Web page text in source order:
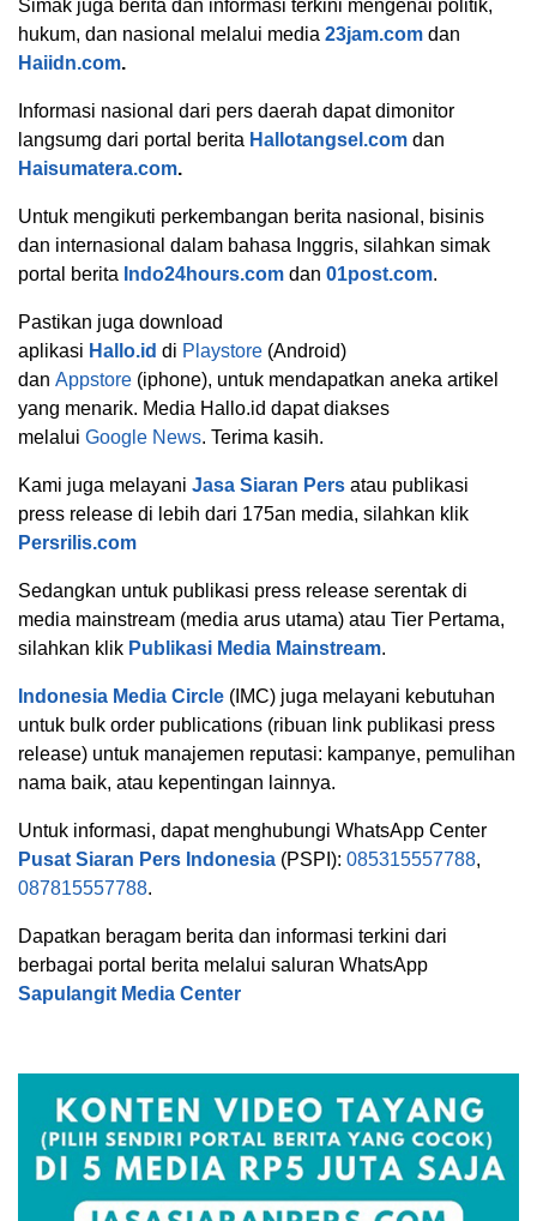
Simak juga berita dan informasi terkini mengenai politik,
hukum, dan nasional melalui media 23jam.com dan
Haiidn.com.
Informasi nasional dari pers daerah dapat dimonitor
langsumg dari portal berita Hallotangsel.com dan
Haisumatera.com.
Untuk mengikuti perkembangan berita nasional, bisinis
dan internasional dalam bahasa Inggris, silahkan simak
portal berita Indo24hours.com dan 01post.com.
Pastikan juga download
aplikasi Hallo.id di Playstore (Android)
dan Appstore (iphone), untuk mendapatkan aneka artikel
yang menarik. Media Hallo.id dapat diakses
melalui Google News. Terima kasih.
Kami juga melayani Jasa Siaran Pers atau publikasi
press release di lebih dari 175an media, silahkan klik
Persrilis.com
Sedangkan untuk publikasi press release serentak di
media mainstream (media arus utama) atau Tier Pertama,
silahkan klik Publikasi Media Mainstream.
Indonesia Media Circle (IMC) juga melayani kebutuhan
untuk bulk order publications (ribuan link publikasi press
release) untuk manajemen reputasi: kampanye, pemulihan
nama baik, atau kepentingan lainnya.
Untuk informasi, dapat menghubungi WhatsApp Center
Pusat Siaran Pers Indonesia (PSPI): 085315557788,
087815557788.
Dapatkan beragam berita dan informasi terkini dari
berbagai portal berita melalui saluran WhatsApp
Sapulangit Media Center